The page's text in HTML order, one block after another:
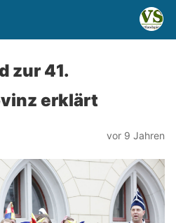
zur 41.
erklärt
vor 9 Jahren